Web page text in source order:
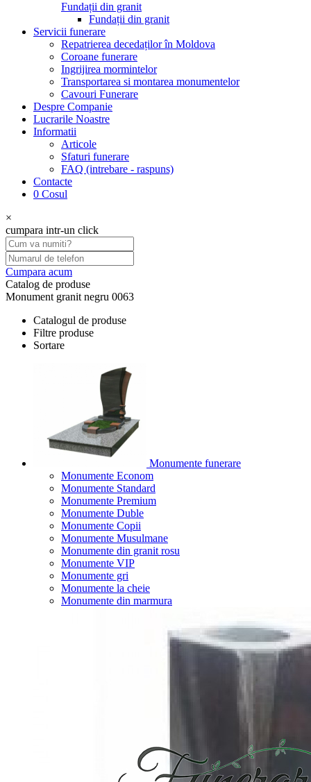
Fundații din granit
Fundații din granit
Servicii funerare
Repatrierea decedaților în Moldova
Coroane funerare
Ingrijirea mormintelor
Transportarea si montarea monumentelor
Cavouri Funerare
Despre Companie
Lucrarile Noastre
Informatii
Articole
Sfaturi funerare
FAQ (intrebare - raspuns)
Contacte
0 Cosul
×
cumpara intr-un click
Cumpara acum
Catalog de produse
Monument granit negru 0063
Catalogul de produse
Filtre produse
Sortare
Monumente funerare
Monumente Econom
Monumente Standard
Monumente Premium
Monumente Duble
Monumente Copii
Monumente Musulmane
Monumente din granit rosu
Monumente VIP
Monumente gri
Monumente la cheie
Monumente din marmura